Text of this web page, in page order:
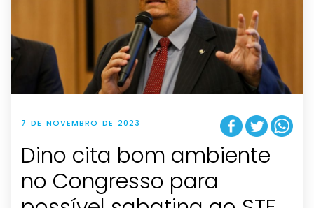
7 DE NOVEMBRO DE 2023
Dino cita bom ambiente
no Congresso para